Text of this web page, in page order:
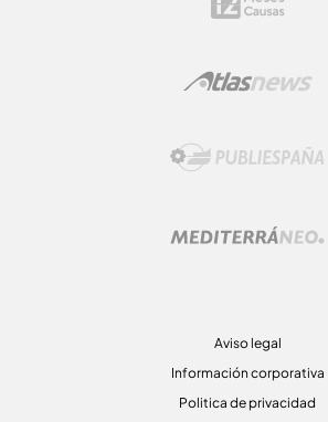
Aviso legal
Información corporativa
Politica de privacidad